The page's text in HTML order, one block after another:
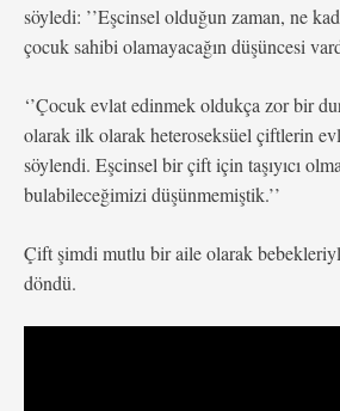
söyledi: ’’Eşcinsel olduğun zaman, ne
çocuk sahibi olamayacağın düşüncesi
‘’Çocuk evlat edinmek oldukça zor bir
olarak ilk olarak heteroseksüel çiftlerin
söylendi. Eşcinsel bir çift için taşıyıcı
bulabileceğimizi düşünmemiştik.’’
Çift şimdi mutlu bir aile olarak
döndü.